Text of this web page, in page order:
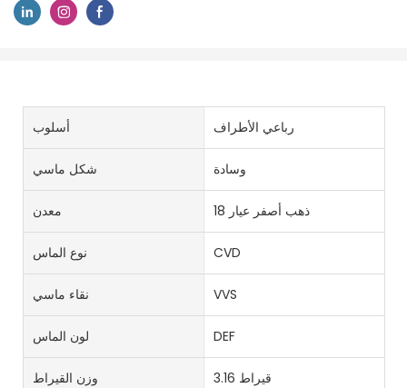
أسلوب رباعي الأطراف
شكل ماسي وسادة
معدن ذهب أصفر عيار 18
نوع الماس CVD
نقاء ماسي VVS
لون الماس DEF
وزن القيراط 3.16 قيراط